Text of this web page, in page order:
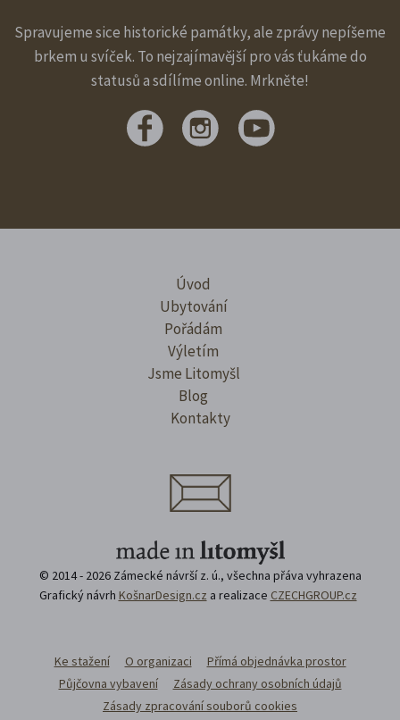
Spravujeme sice historické památky, ale zprávy nepíšeme
brkem u svíček. To nejzajímavější pro vás ťukáme do
statusů a sdílíme online. Mrkněte!
Úvod
Ubytování
Pořádám
Výletím
Jsme Litomyšl
Blog
Kontakty
© 2014 - 2026 Zámecké návrší z. ú., všechna přáva vyhrazena
Grafický návrh KošnarDesign.cz a realizace CZECHGROUP.cz
Ke stažení O organizaci
Přímá objednávka prostor
Půjčovna vybavení
Zásady ochrany osobních údajů
Zásady zpracování souborů cookies